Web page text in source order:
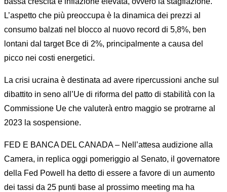
L’aspetto che più preoccupa è la dinamica dei prezzi al
consumo balzati nel blocco al nuovo record di 5,8%, ben
lontani dal target Bce di 2%, principalmente a causa del
picco nei costi energetici.
La crisi ucraina è destinata ad avere ripercussioni anche sul
dibattito in seno all’Ue di riforma del patto di stabilità con la
Commissione Ue che valuterà entro maggio se protrarne al
2023 la sospensione.
FED E BANCA DEL CANADA – Nell’attesa audizione alla
Camera, in replica oggi pomeriggio al Senato, il governatore
della Fed Powell ha detto di essere a favore di un aumento
dei tassi da 25 punti base al prossimo meeting ma ha